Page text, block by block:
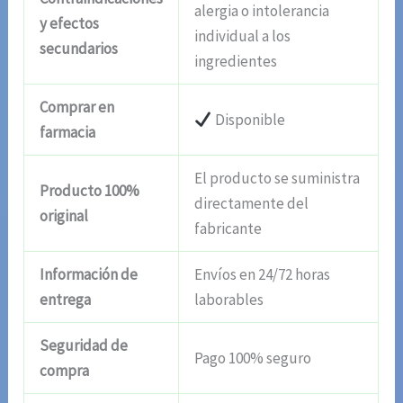
y efectos
secundarios
alergia o intolerancia
individual a los
ingredientes
Comprar en
farmacia
Disponible
Producto 100%
original
El producto se suministra
directamente del
fabricante
Información de
entrega
Envíos en 24/72 horas
laborables
Seguridad de
compra
Pago 100% seguro